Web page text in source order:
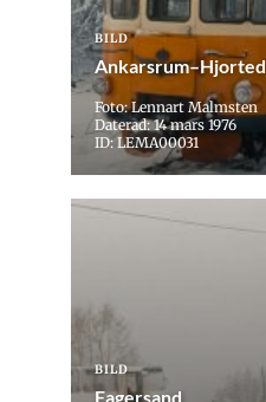
BILD
Ankarsrum–Hjorted
Foto: Lennart Malmsten
Daterad: 14 mars 1976
ID: LEMA00031
BILD
Fagersand